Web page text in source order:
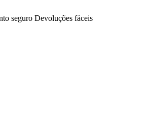
seguro Devoluções fáceis